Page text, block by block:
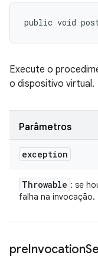
public void
Execute o
o dispositivo virtual.
Parâmetros
exception
Throwable : se
falha na invocação.
preInvocation